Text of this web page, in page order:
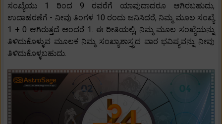
ಸಂಖ್ಯೆಯು 1 ರಿಂದ 9 ರವರೆಗೆ ಯಾವುದಾದರೂ ಆಗಿರಬಹುದು,
ಉದಾಹರಣೆಗೆ - ನೀವು ತಿಂಗಳ 10 ರಂದು ಜನಿಸಿದರೆ, ನಿಮ್ಮ ಮೂಲ ಸಂಖ್ಯೆ
1 + 0 ಆಗಿರುತ್ತದೆ ಅಂದರೆ 1. ಈ ರೀತಿಯಲ್ಲಿ, ನಿಮ್ಮ ಮೂಲ ಸಂಖ್ಯೆಯನ್ನು
ತಿಳಿದುಕೊಳ್ಳುವ ಮೂಲಕ ನಿಮ್ಮ ಸಂಖ್ಯಾಶಾಸ್ತ್ರದ ವಾರ ಭವಿಷ್ಯವನ್ನು ನೀವು
ತಿಳಿದುಕೊಳ್ಳಬಹುದು.